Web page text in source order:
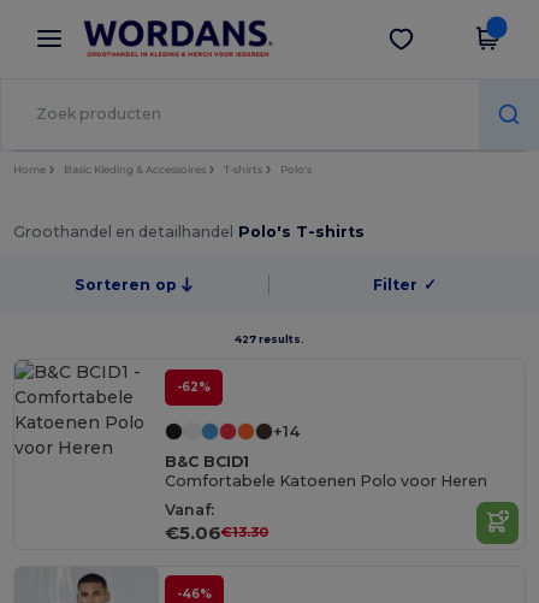
× Wordans-app
Betere prijzen in de app!
Download app
Home Basic Kleding & Accessoires T-shirts Polo's
Groothandel en detailhandel Polo's T-shirts
Sorteren op Filter ✓
427 results.
-62%
+14
B&C BCID1
Comfortabele Katoenen Polo voor Heren
Vanaf:
€5.06€13.30
-46%